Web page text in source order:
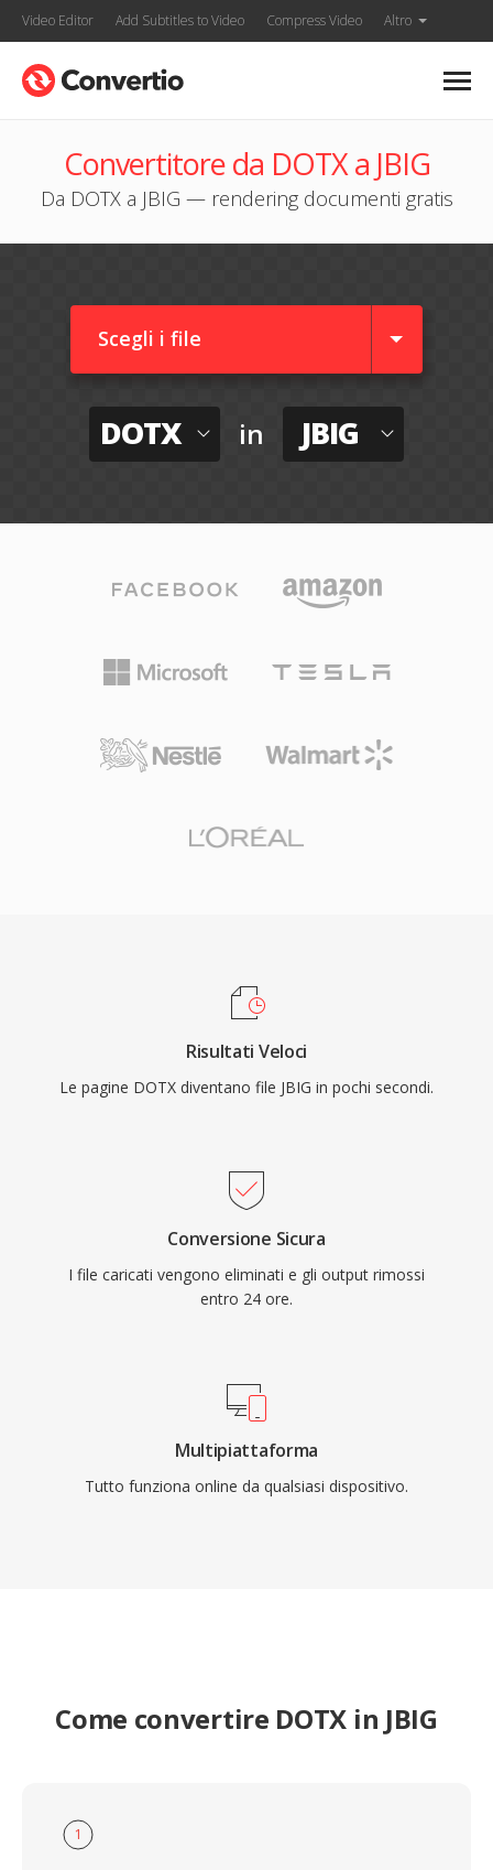
Video Editor Add Subtitles to Video Compress Video Altro
Convertitore da DOTX a JBIG
Da DOTX a JBIG — rendering documenti gratis
Scegli i file
DOTX in JBIG
Risultati Veloci
Le pagine DOTX diventano file JBIG in pochi secondi.
Conversione Sicura
I file caricati vengono eliminati e gli output rimossi
entro 24 ore.
Multipiattaforma
Tutto funziona online da qualsiasi dispositivo.
Come convertire DOTX in JBIG
1